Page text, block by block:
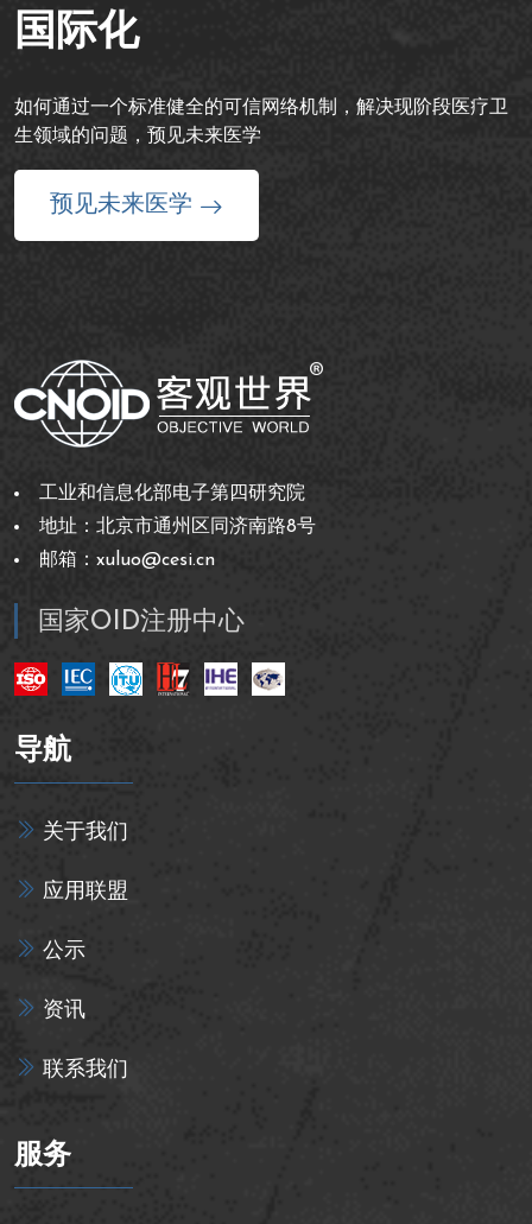
国际化
如何通过一个标准健全的可信网络机制，解决现阶段医疗卫
生领域的问题，预见未来医学
预见未来医学
工业和信息化部电子第四研究院
地址：北京市通州区同济南路8号
邮箱：xuluo@cesi.cn
国家OID注册中心
导航
关于我们
应用联盟
公示
资讯
联系我们
服务